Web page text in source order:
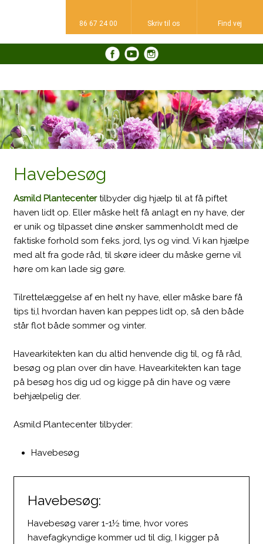
86 67 24 00 Skriv til os​ Find vej​
​
Havebesøg
Asmild Plantecentertilbyder dig hjælp til at få piftet
haven lidt op. Eller måske helt få anlagt en ny have, der
er unik og tilpasset dine ønsker sammenholdt med de
faktiske forhold som f.eks. jord, lys og vind. Vi kan hjælpe
med alt fra gode råd, til skøre ideer du måske gerne vil
høre om kan lade sig gøre.
Tilrettelæggelse af en helt ny have, eller måske bare få
tips ti,l hvordan haven kan peppes lidt op, så den både
står flot både sommer og vinter.
Havearkitekten kan du altid henvende dig til, og få råd,
besøg og plan over din have. Havearkitekten kan tage
på besøg hos dig ud og kigge på din have og være
behjælpelig der.
Asmild Plantecenter tilbyder:
Havebesøg
Havebesøg:
Havebesøg varer 1-1½ time, hvor vores
havefagkyndige kommer ud til dig, I kigger på